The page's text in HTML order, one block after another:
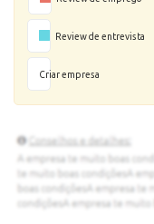
Review de entrevista
Criar empresa